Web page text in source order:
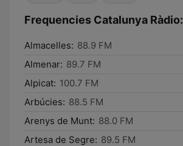
Frequencies Catalunya Ràdio:
Almacelles: 88.9 FM
Almenar: 89.7 FM
Alpicat: 100.7 FM
Arbúcies: 88.5 FM
Arenys de Munt: 88.0 FM
Artesa de Segre: 89.5 FM